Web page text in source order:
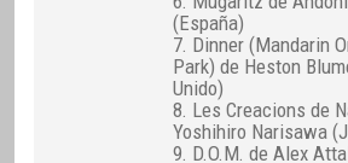
(España)
7. Dinner (Mandarin
Park) de Heston
Unido)
8. Les Creacions de
Yoshihiro Narisawa
9. D.O.M. de Alex